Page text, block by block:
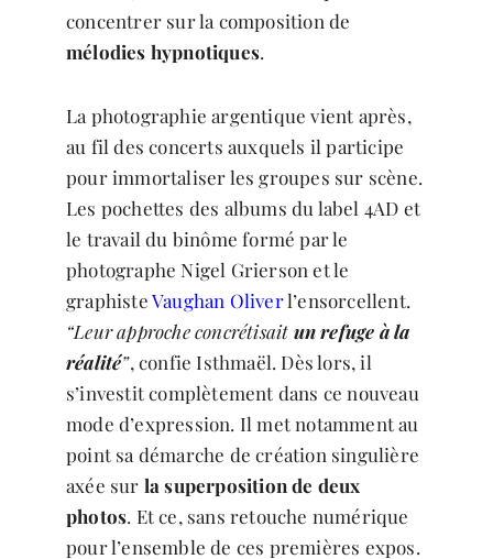
concentrer sur la composition de
mélodies hypnotiques.
La photographie argentique vient après,
au fil des concerts auxquels il participe
pour immortaliser les groupes sur scène.
Les pochettes des albums du label 4AD et
le travail du binôme formé par le
photographe Nigel Grierson et le
graphisteVaughan Oliverl’ensorcellent.
“Leur approche concrétisaitun refuge à la
réalité”, confie Isthmaël. Dès lors, il
s’investit complètement dans ce nouveau
mode d’expression. Il met notamment au
point sa démarche de création singulière
axée sur la superposition de deux
photos. Et ce, sans retouche numérique
pour l’ensemble de ces premières expos.